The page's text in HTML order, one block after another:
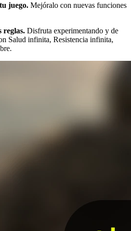
juego. Mejóralo con nuevas funciones
reglas. Disfruta experimentando y de
Salud infinita, Resistencia infinita,